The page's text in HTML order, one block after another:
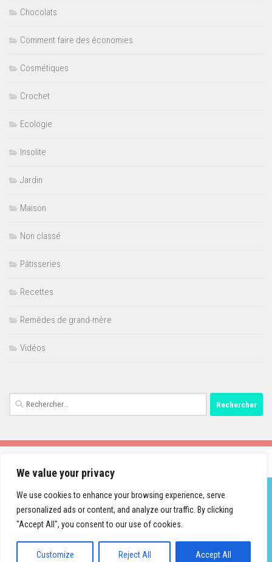
We value your privacy
We use cookies to enhance your browsing experience, serve
personalized ads or content, and analyze our traffic. By clicking
"Accept All", you consent to our use of cookies.
Customize Reject All Accept All
Chocolats
Comment faire des économies
Cosmétiques
Crochet
Ecologie
Insolite
Jardin
Maison
Non classé
Pâtisseries
Recettes
Remèdes de grand-mère
Vidéos
Rechercher :